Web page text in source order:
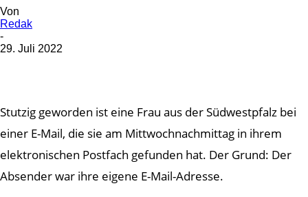
Von
Redak
-
29. Juli 2022
Stutzig geworden ist eine Frau aus der Südwestpfalz bei
einer E-Mail, die sie am Mittwochnachmittag in ihrem
elektronischen Postfach gefunden hat. Der Grund: Der
Absender war ihre eigene E-Mail-Adresse.